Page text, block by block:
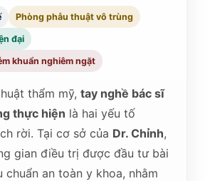
Phòng phẫu thuật vô trùng
đại
khuẩn nghiêm ngặt
thẩm mỹ,tay nghề bác sĩ
thực hiện là hai yếu tố
rời. Tại cơ sở của Dr. Chỉnh,
gian điều trị được đầu tư bài
chuẩn an toàn y khoa, nhằm